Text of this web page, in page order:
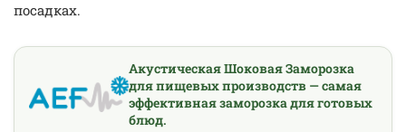
посадках.
Акустическая Шоковая Заморозка
для пищевых производств — самая
эффективная заморозка для готовых
блюд.